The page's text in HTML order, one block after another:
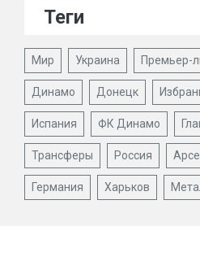
Теги
Мир Украина Премьер-
Динамо Донецк
Испания ФК Динамо
Трансферы Россия
Германия Харьков